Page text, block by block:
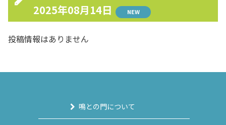
2025年08月14日
NEW
投稿情報はありません
鳴との門について